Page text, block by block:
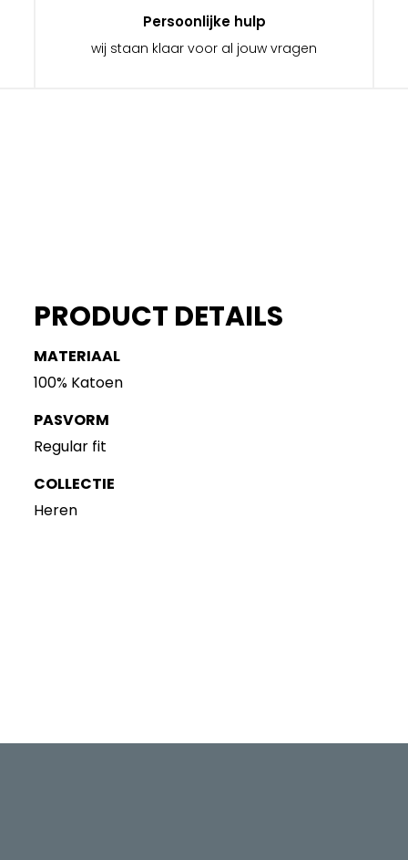
Persoonlijke hulp
wij staan klaar voor al jouw vragen
PRODUCT DETAILS
MATERIAAL
100% Katoen
PASVORM
Regular fit
COLLECTIE
Heren